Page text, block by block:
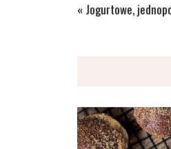
« Jogurtowe,